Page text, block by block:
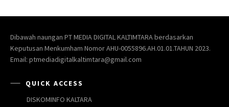
Dibawah naungan PT MEDIA DIGITAL KALTIMTARA berdasarkan
Keputusan Menkumham Nomor AHU-0055896.AH.01.01.TAHUN 2023.
Email: ptmediadigitalkaltimtara@gmail.com
QUICK ACCESS
DISKOMINFO KALTARA